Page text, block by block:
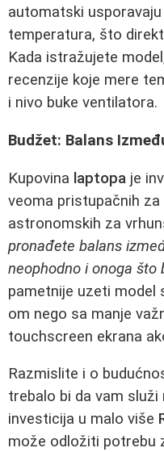
automatski
temperatura, što
Kada istražujete
recenzije koje mere
i nivo buke ventilatora.
Budžet: Balans
Kupovina laptopa je
veoma pristupačnih
astronomskih za
pronađete balans
neophodno i onoga što
pametnije uzeti model
om nego sa manje
touchscreen ekrana
Razmislite i o
trebalo bi da vam služi
investicija u malo više
može odložiti potrebu